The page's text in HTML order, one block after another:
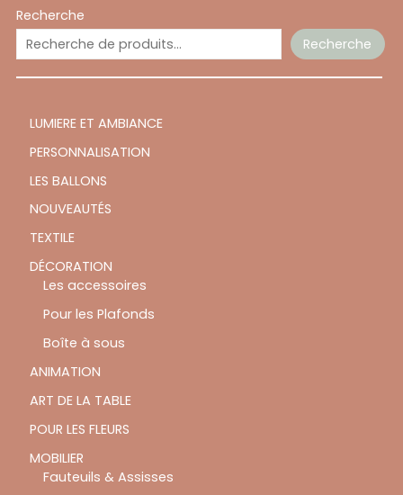
Recherche
Recherche
LUMIERE ET AMBIANCE
PERSONNALISATION
LES BALLONS
NOUVEAUTÉS
TEXTILE
DÉCORATION
Les accessoires
Pour les Plafonds
Boîte à sous
ANIMATION
ART DE LA TABLE
POUR LES FLEURS
MOBILIER
Fauteuils & Assisses